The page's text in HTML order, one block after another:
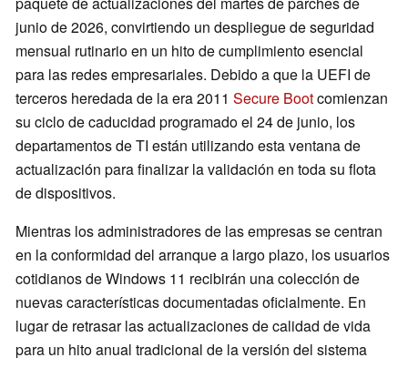
junio de 2026, convirtiendo un despliegue de seguridad
mensual rutinario en un hito de cumplimiento esencial
para las redes empresariales. Debido a que la UEFI de
terceros heredada de la era 2011 Secure Bootcomienzan
su ciclo de caducidad programado el 24 de junio, los
departamentos de TI están utilizando esta ventana de
actualización para finalizar la validación en toda su flota
de dispositivos.
Mientras los administradores de las empresas se centran
en la conformidad del arranque a largo plazo, los usuarios
cotidianos de Windows 11 recibirán una colección de
nuevas características documentadas oficialmente. En
lugar de retrasar las actualizaciones de calidad de vida
para un hito anual tradicional de la versión del sistema